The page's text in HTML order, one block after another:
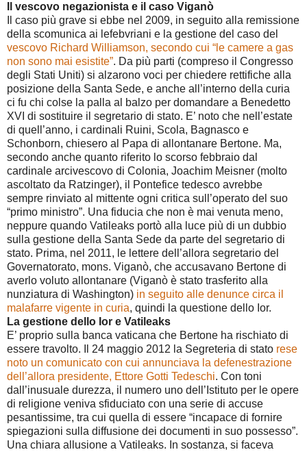
Il vescovo negazionista e il caso Viganò
Il caso più grave si ebbe nel 2009, in seguito alla remissione
della scomunica ai lefebvriani e la gestione del caso del
vescovo Richard Williamson, secondo cui “le camere a gas
non sono mai esistite”. Da più parti (compreso il Congresso
degli Stati Uniti) si alzarono voci per chiedere rettifiche alla
posizione della Santa Sede, e anche all’interno della curia
ci fu chi colse la palla al balzo per domandare a Benedetto
XVI di sostituire il segretario di stato. E’ noto che nell’estate
di quell’anno, i cardinali Ruini, Scola, Bagnasco e
Schonborn, chiesero al Papa di allontanare Bertone. Ma,
secondo anche quanto riferito lo scorso febbraio dal
cardinale arcivescovo di Colonia, Joachim Meisner (molto
ascoltato da Ratzinger), il Pontefice tedesco avrebbe
sempre rinviato al mittente ogni critica sull’operato del suo
“primo ministro”. Una fiducia che non è mai venuta meno,
neppure quando Vatileaks portò alla luce più di un dubbio
sulla gestione della Santa Sede da parte del segretario di
stato. Prima, nel 2011, le lettere dell’allora segretario del
Governatorato, mons. Viganò, che accusavano Bertone di
averlo voluto allontanare (Viganò è stato trasferito alla
nunziatura di Washington) in seguito alle denunce circa il
malafarre vigente in curia, quindi la questione dello Ior.
La gestione dello Ior e Vatileaks
E’ proprio sulla banca vaticana che Bertone ha rischiato di
essere travolto. Il 24 maggio 2012 la Segreteria di stato rese
noto un comunicato con cui annunciava la defenestrazione
dell’allora presidente, Ettore Gotti Tedeschi. Con toni
dall’inusuale durezza, il numero uno dell’Istituto per le opere
di religione veniva sfiduciato con una serie di accuse
pesantissime, tra cui quella di essere “incapace di fornire
spiegazioni sulla diffusione dei documenti in suo possesso”.
Una chiara allusione a Vatileaks. In sostanza, si faceva